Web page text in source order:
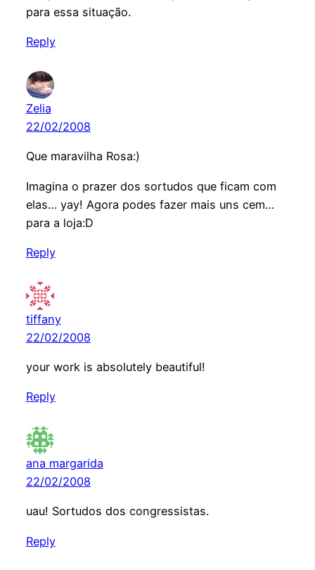
para essa situação.
Reply
Zelia
22/02/2008
Que maravilha Rosa:)
Imagina o prazer dos sortudos que ficam com
elas… yay! Agora podes fazer mais uns cem…
para a loja:D
Reply
tiffany
22/02/2008
your work is absolutely beautiful!
Reply
ana margarida
22/02/2008
uau! Sortudos dos congressistas.
Reply